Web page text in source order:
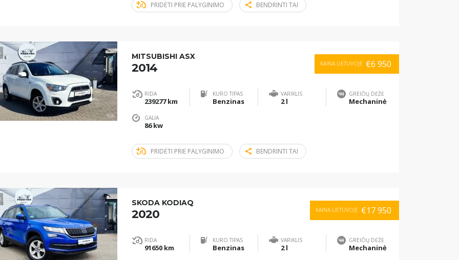
PRIDĖTI PRIE PALYGINIMO BENDRINTI TAI
KAINA LIETUVOJE €6 950
MITSUBISHI ASX
2014
RIDA
239277 km
KURO TIPAS
Benzinas
VARIKLIS
2 l
GREIČIŲ DĖŽĖ
Mechaninė
GALIA
86 kw
PRIDĖTI PRIE PALYGINIMO BENDRINTI TAI
KAINA LIETUVOJE €17 950
SKODA KODIAQ
2020
RIDA
91650 km
KURO TIPAS
Benzinas
VARIKLIS
2 l
GREIČIŲ DĖŽĖ
Mechaninė